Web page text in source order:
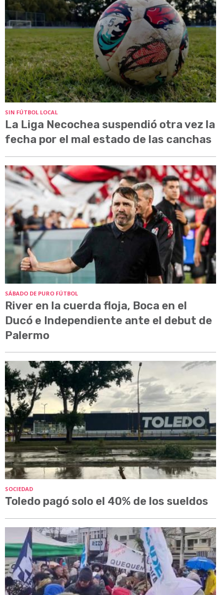
SIN FÚTBOL LOCAL
La Liga Necochea suspendió otra vez la
fecha por el mal estado de las canchas
SÁBADO DE PURO FÚTBOL
River en la cuerda floja, Boca en el
Ducó e Independiente ante el debut de
Palermo
SOCIEDAD
Toledo pagó solo el 40% de los sueldos